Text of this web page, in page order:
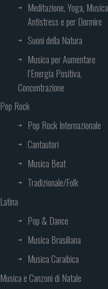
Meditazione, Yoga, Musica
Antistress e per Dormire
Suoni della Natura
Musica per Aumentare
l’Energia Positiva,
Concentrazione
Pop Rock
Pop Rock Internazionale
Cantautori
Musica Beat
Tradizionale/Folk
Latina
Pop & Dance
Musica Brasiliana
Musica Caraibica
Musica e Canzoni di Natale